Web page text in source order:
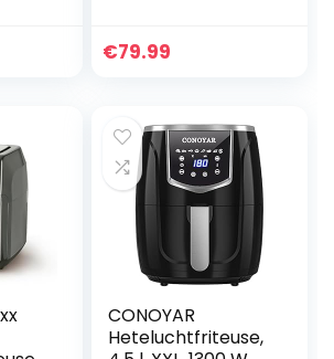
kijkvenster, digitaal
luchtfriteuse,
instelbare
temperatuurregeli
€79.99
CONOYAR
Heteluchtfriteuse,